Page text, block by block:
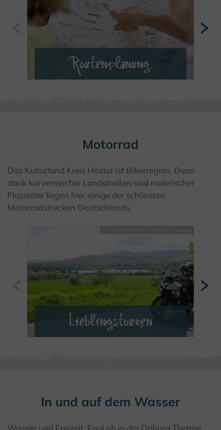
Routenplanung
Motorrad
Das Kulturland Kreis Höxter ist Bikerregion. Denn
dank kurvenreicher Landstraßen und malerischer
Flusstäler liegen hier einige der schönsten
Motorradstrecken Deutschlands.
Lieblingstouren
In und auf dem Wasser
Wasser und Freizeit: Egal ob in der Driburg Therme,